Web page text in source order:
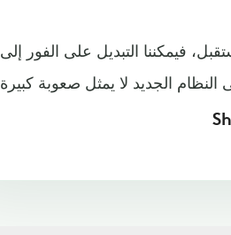
فيمكننا التبديل على الفور إلى